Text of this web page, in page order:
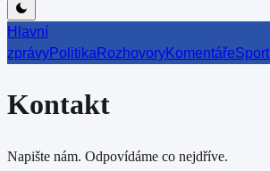
Hlavní
zprávyPolitika RozhovoryKomentářeSport
Kontakt
Napište nám. Odpovídáme co nejdříve.